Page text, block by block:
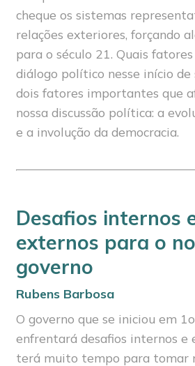
cheque os sistemas
relações exteriores, forçando
para o século 21. Quais
diálogo político nesse início de
dois fatores importantes que
nossa discussão política: a
e a involução da democracia.
Desafios internos
externos para o
governo
Rubens Barbosa
O governo que se iniciou em
enfrentará desafios internos e
terá muito tempo para tomar